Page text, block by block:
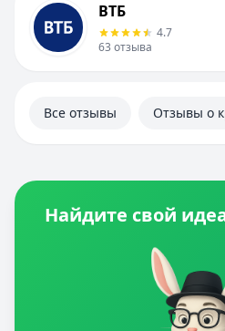
Кредиты
Кредитные карты
Отзывы
Контакты
Полезная информация
ВТБ
4.7
63 отзыва
Все отзывы Отзывы о
Найдите свой